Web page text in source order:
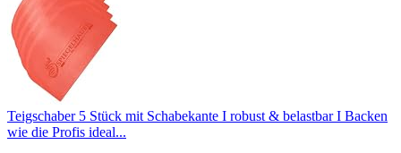
Teigschaber 5 Stück mit Schabekante I robust & belastbar I Backen
wie die Profis ideal...